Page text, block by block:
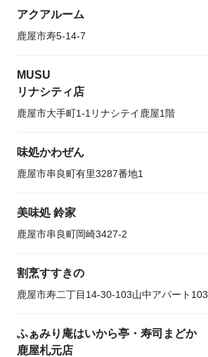
アクアルーム
鹿屋市寿5-14-7
MUSU
リナシティ店
鹿屋市大手町1-1リナシテイ鹿屋1階
味処かわぜん
鹿屋市串良町有里3287番地1
美味処 鈴家
鹿屋市串良町岡崎3427-2
割烹すすきの
鹿屋市寿二丁目14-30-103山中アパート103
ふぁみり庵はいから亭・寿司まどか
鹿屋札元店